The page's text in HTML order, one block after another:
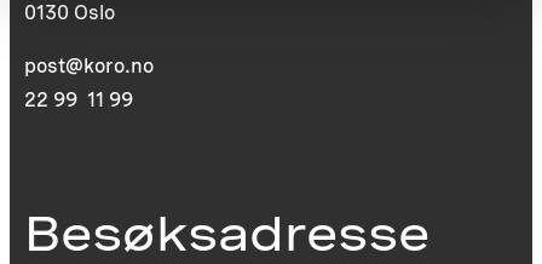
0130 Oslo
post@koro.no
22 99 11 99
Besøksadresse